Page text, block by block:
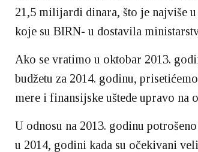
21,5 milijardi dinara, što je najviše
koje su BIRN- u dostavila
Ako se vratimo u oktobar 2013.
budžetu za 2014. godinu,
mere i finansijske uštede upravo na
U odnosu na 2013. godinu
u 2014, godini kada su očekivani